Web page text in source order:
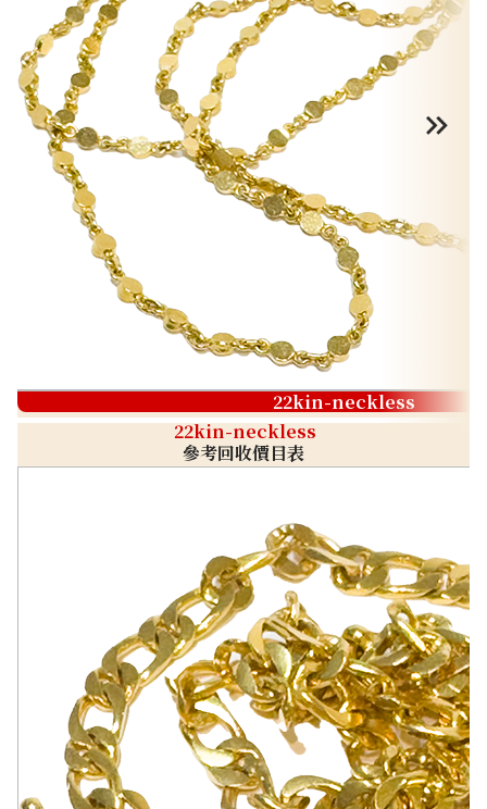
22kin-neckless
22kin-neckless
參考回收價目表